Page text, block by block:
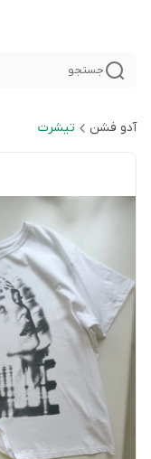
جستجو
آدو فشن تيشرت